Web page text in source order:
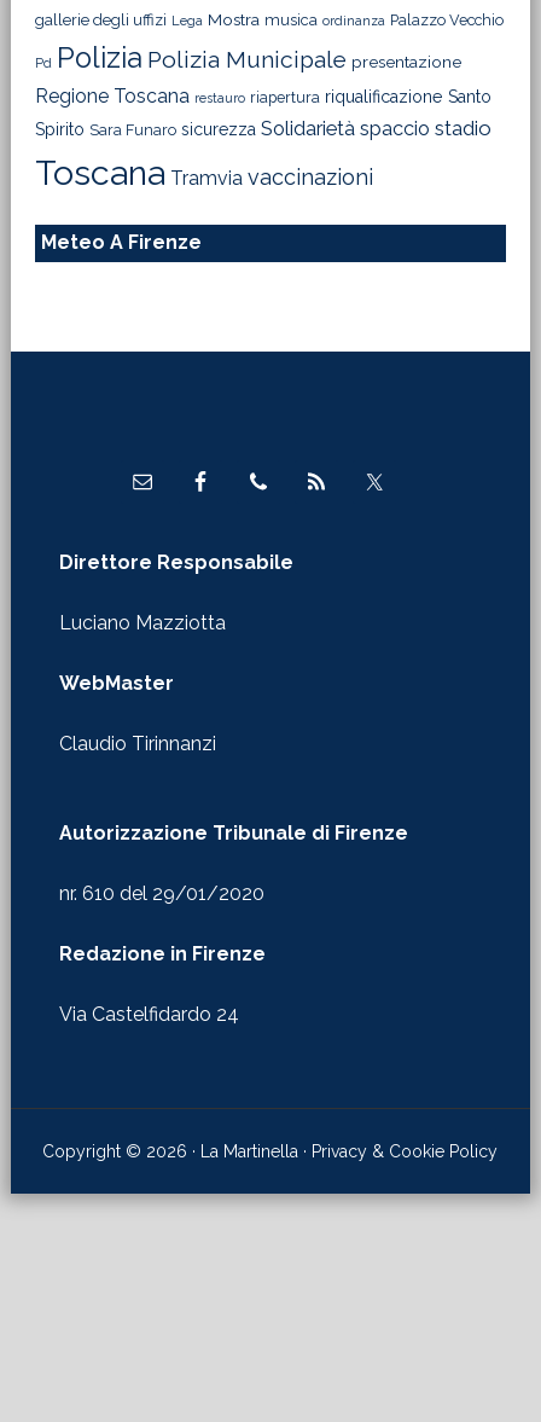
gallerie degli uffizi Lega Mostra musica ordinanza Palazzo Vecchio
Pd Polizia Polizia Municipale presentazione
Regione Toscana restauro riapertura riqualificazione Santo
Spirito Sara Funaro sicurezza Solidarietà spaccio stadio
Toscana Tramvia vaccinazioni
Meteo A Firenze
Direttore Responsabile
Luciano Mazziotta
WebMaster
Claudio Tirinnanzi
Autorizzazione Tribunale di Firenze
nr. 610 del 29/01/2020
Redazione in Firenze
Via Castelfidardo 24
Copyright © 2026 · La Martinella · Privacy & Cookie Policy